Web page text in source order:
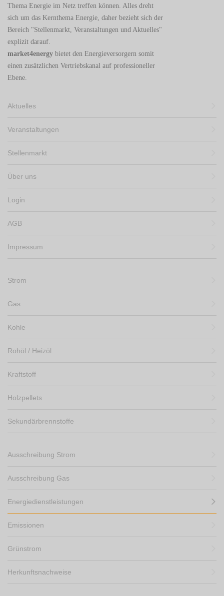
Thema Energie im Netz treffen können. Alles dreht
sich um das Kernthema Energie, daher bezieht sich der
Bereich "Stellenmarkt, Veranstaltungen und Aktuelles"
explizit darauf.
market4energy bietet den Energieversorgern somit
einen zusätzlichen Vertriebskanal auf professioneller
Ebene.
Aktuelles
Veranstaltungen
Stellenmarkt
Über uns
Login
AGB
Impressum
Strom
Gas
Kohle
Rohöl / Heizöl
Kraftstoff
Holzpellets
Sekundärbrennstoffe
Ausschreibung Strom
Ausschreibung Gas
Energiedienstleistungen
Emissionen
Grünstrom
Herkunftsnachweise